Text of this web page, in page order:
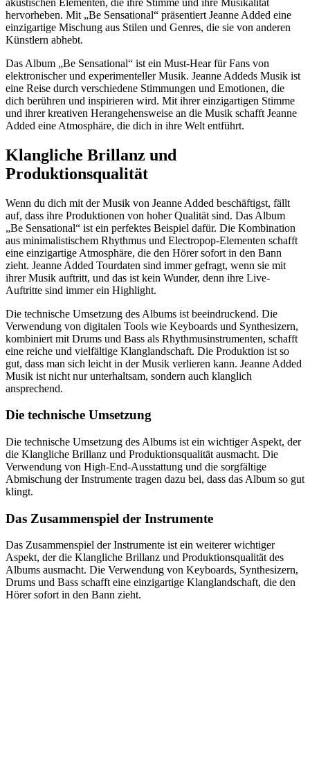
hervorheben. Mit „Be Sensational“ präsentiert Jeanne Added eine
einzigartige Mischung aus Stilen und Genres, die sie von anderen
Künstlern abhebt.
Das Album „Be Sensational“ ist ein Must-Hear für Fans von
elektronischer und experimenteller Musik. Jeanne Addeds Musik ist
eine Reise durch verschiedene Stimmungen und Emotionen, die
dich berühren und inspirieren wird. Mit ihrer einzigartigen Stimme
und ihrer kreativen Herangehensweise an die Musik schafft Jeanne
Added eine Atmosphäre, die dich in ihre Welt entführt.
Klangliche Brillanz und
Produktionsqualität
Wenn du dich mit der Musik von Jeanne Added beschäftigst, fällt
auf, dass ihre Produktionen von hoher Qualität sind. Das Album
„Be Sensational“ ist ein perfektes Beispiel dafür. Die Kombination
aus minimalistischem Rhythmus und Electropop-Elementen schafft
eine einzigartige Atmosphäre, die den Hörer sofort in den Bann
zieht. Jeanne Added Tourdaten sind immer gefragt, wenn sie mit
ihrer Musik auftritt, und das ist kein Wunder, denn ihre Live-
Auftritte sind immer ein Highlight.
Die technische Umsetzung des Albums ist beeindruckend. Die
Verwendung von digitalen Tools wie Keyboards und Synthesizern,
kombiniert mit Drums und Bass als Rhythmusinstrumenten, schafft
eine reiche und vielfältige Klanglandschaft. Die Produktion ist so
gut, dass man sich leicht in der Musik verlieren kann. Jeanne Added
Musik ist nicht nur unterhaltsam, sondern auch klanglich
ansprechend.
Die technische Umsetzung
Die technische Umsetzung des Albums ist ein wichtiger Aspekt, der
die Klangliche Brillanz und Produktionsqualität ausmacht. Die
Verwendung von High-End-Ausstattung und die sorgfältige
Abmischung der Instrumente tragen dazu bei, dass das Album so gut
klingt.
Das Zusammenspiel der Instrumente
Das Zusammenspiel der Instrumente ist ein weiterer wichtiger
Aspekt, der die Klangliche Brillanz und Produktionsqualität des
Albums ausmacht. Die Verwendung von Keyboards, Synthesizern,
Drums und Bass schafft eine einzigartige Klanglandschaft, die den
Hörer sofort in den Bann zieht.